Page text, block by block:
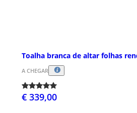
Toalha branca de altar folhas
A CHEGAR
€ 339,00